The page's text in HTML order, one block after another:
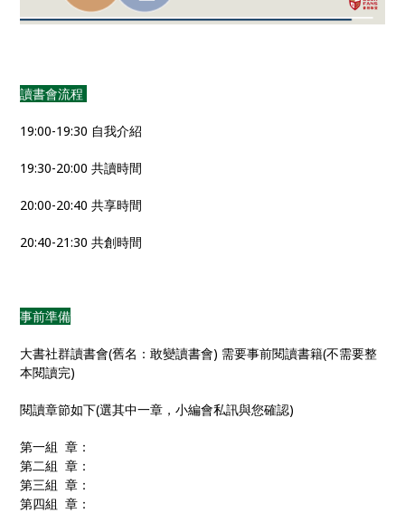
讀書會流程
19:00-19:30 自我介紹
19:30-20:00 共讀時間
20:00-20:40 共享時間
20:40-21:30 共創時間
事前準備
大書社群讀書會(舊名：敢變讀書會) 需要事前閱讀書籍(不需要整
本閱讀完)
閱讀章節如下(選其中一章，小編會私訊與您確認)
第一組 章：
第二組 章：
第三組 章：
第四組 章：